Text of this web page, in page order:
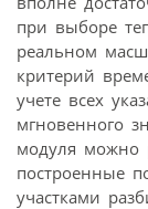
при выборе
реальном
критерий
учете всех
мгновенного
модуля можно
построенные
участками